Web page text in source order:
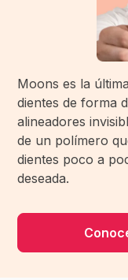
Moons es la
dientes de forma
alineadores
de un polímero
dientes poco a
deseada.